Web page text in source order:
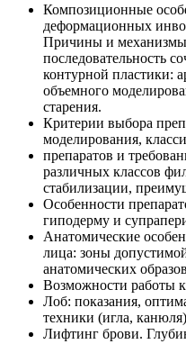
Композиционные
деформационных
Причины и механизмы
последовательность
контурной пластики:
объемного
старения.
Критерии выбора
моделирования,
препаратов и
различных классов
стабилизации,
Особенности
гиподерму и
Анатомические
лица: зоны
анатомических
Возможности работы
Лоб: показания,
техники (игла,
Лифтинг брови.